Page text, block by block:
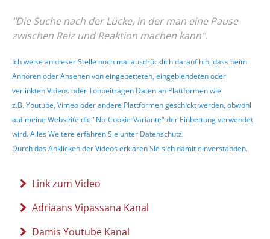
"Die Suche nach der Lücke, in der man eine Pause
zwischen Reiz und Reaktion machen kann".
Ich weise an dieser Stelle noch mal ausdrücklich darauf hin, dass beim
Anhören oder Ansehen von eingebetteten, eingeblendeten oder
verlinkten Videos oder Tonbeiträgen Daten an Plattformen wie
z.B. Youtube, Vimeo oder andere Plattformen geschickt werden, obwohl
auf meine Webseite die "No-Cookie-Variante" der Einbettung verwendet
wird. Alles Weitere erfähren Sie unter Datenschutz.
Durch das Anklicken der Videos erklären Sie sich damit einverstanden.
Link zum Video
Adriaans Vipassana Kanal
Damis Youtube Kanal